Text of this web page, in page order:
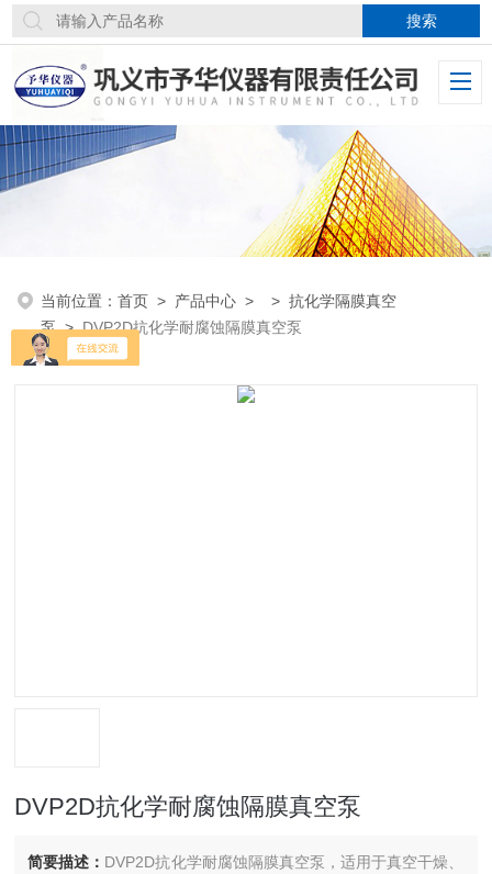
当前位置：首页 > 产品中心 > >抗化学隔膜真空
泵>DVP2D抗化学耐腐蚀隔膜真空泵
DVP2D抗化学耐腐蚀隔膜真空泵
简要描述： DVP2D抗化学耐腐蚀隔膜真空泵，适用于真空干燥、